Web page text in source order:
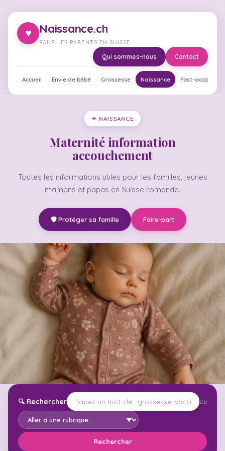
♥ Naissance.ch
POUR LES PARENTS EN SUISSE
Accueil Envie de bébé Grossesse Naissance Post-
Qui sommes-nous Contact
✦ NAISSANCE
Maternité information
accouchement
Toutes les informations utiles pour les familles, jeunes
mamans et papas en Suisse romande.
🛡️ Protéger sa famille Faire-part
🔍 Rechercher ou
Rechercher